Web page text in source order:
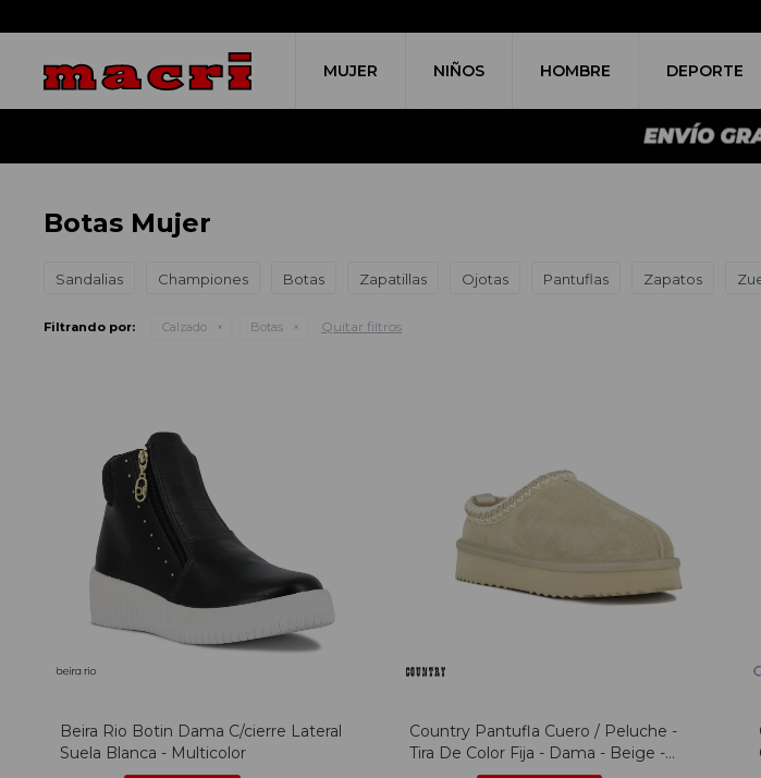
MUJER NIÑOS HOMBRE DEPORTE
Botas Mujer
Sandalias Championes Botas Zapatillas Ojotas Pantuflas Zapatos
Filtrando por: Calzado Botas Quitar filtros
Beira Rio Botin Dama C/cierre Lateral
Suela Blanca - Multicolor
Country Pantufla Cuero / Peluche -
Tira De Color Fija - Dama - Beige -